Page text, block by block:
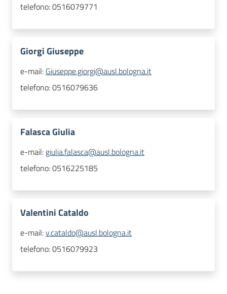
telefono:0516079771
Giorgi Giuseppe
e-mail: Giuseppe.giorgi@ausl.bologna.it
telefono:0516079636
Falasca Giulia
e-mail: giulia.falasca@ausl.bologna.it
telefono:0516225185
Valentini Cataldo
e-mail:v.cataldo@ausl.bologna.it
telefono:0516079923